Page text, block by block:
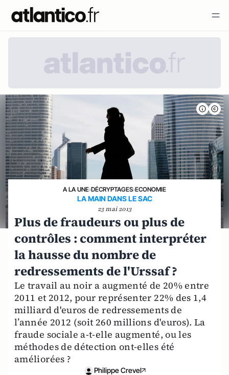
A LA UNE›DÉCRYPTAGES›ECONOMIE
LA MAIN DANS LE SAC
23 mai 2013
Plus de fraudeurs ou plus de
contrôles : comment interpréter
la hausse du nombre de
redressements de l'Urssaf ?
Le travail au noir a augmenté de 20% entre
2011 et 2012, pour représenter 22% des 1,4
milliard d'euros de redressements de
l’année 2012 (soit 260 millions d'euros). La
fraude sociale a-t-elle augmenté, ou les
méthodes de détection ont-elles été
améliorées ?
Philippe Crevel